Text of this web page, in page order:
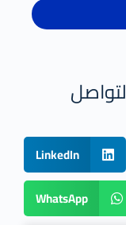
LinkedIn
WhatsApp